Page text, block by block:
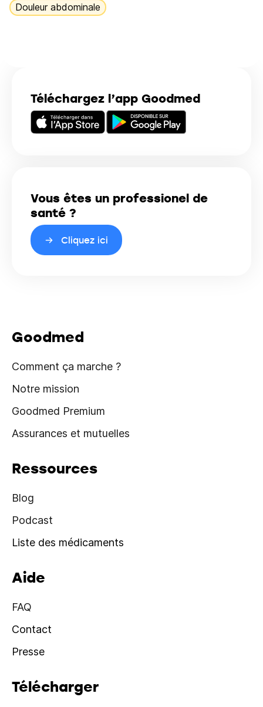
Téléchargez l’app Goodmed
Vous êtes un professionel de
santé ?
Cliquez ici
Douleur abdominale
Goodmed
Comment ça marche ?
Notre mission
Goodmed Premium
Assurances et mutuelles
Ressources
Blog
Podcast
Liste des médicaments
Aide
FAQ
Contact
Presse
Télécharger